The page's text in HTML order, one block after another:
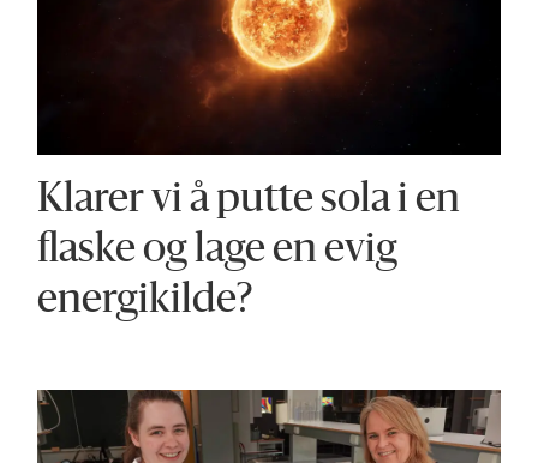
Klarer vi å putte sola i en
flaske og lage en evig
energikilde?